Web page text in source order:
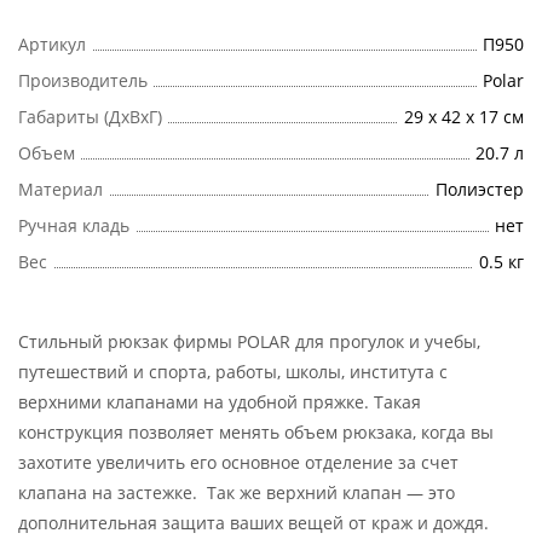
Артикул
П950
Производитель
Polar
Габариты (ДхВхГ)
29 х 42 х 17 см
Объем
20.7 л
Материал
Полиэстер
Ручная кладь
нет
Вес
0.5 кг
Стильный рюкзак фирмы POLAR для прогулок и учебы,
путешествий и спорта, работы, школы, института с
верхними клапанами на удобной пряжке. Такая
конструкция позволяет менять объем рюкзака, когда вы
захотите увеличить его основное отделение за счет
клапана на застежке. Так же верхний клапан — это
дополнительная защита ваших вещей от краж и дождя.